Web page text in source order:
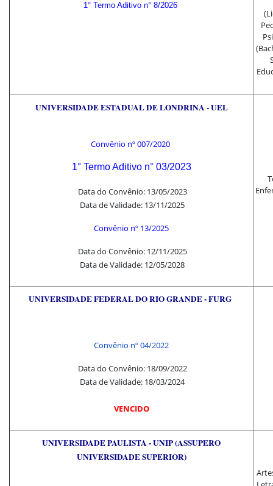
1° Termo Aditivo n° 8/2026
UNIVERSIDADE ESTADUAL DE LONDRINA - UEL
Convênio nº007/2020
1° Termo Aditivo n° 03/2023
Data do Convênio: 13/05/2023
Data de Validade: 13/11/2025
Convênio nº 13/2025
Data do Convênio: 12/11/2025
Data de Validade: 12/05/2028
UNIVERSIDADE FEDERAL DO RIO GRANDE - FURG
Convênio nº 04/2022
Data do Convênio: 18/09/2022
Data de Validade: 18/03/2024
VENCIDO
UNIVERSIDADE PAULISTA - UNIP(ASSUPERO
UNIVERSIDADE SUPERIOR)